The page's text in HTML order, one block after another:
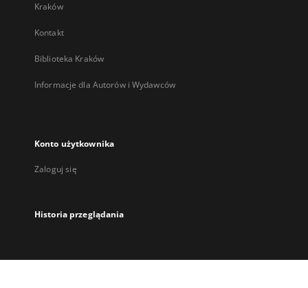
Kraków
Kontakt
Biblioteka Kraków
Informacje dla Autorów i Wydawców
Konto użytkownika
Zaloguj się
Historia przeglądania